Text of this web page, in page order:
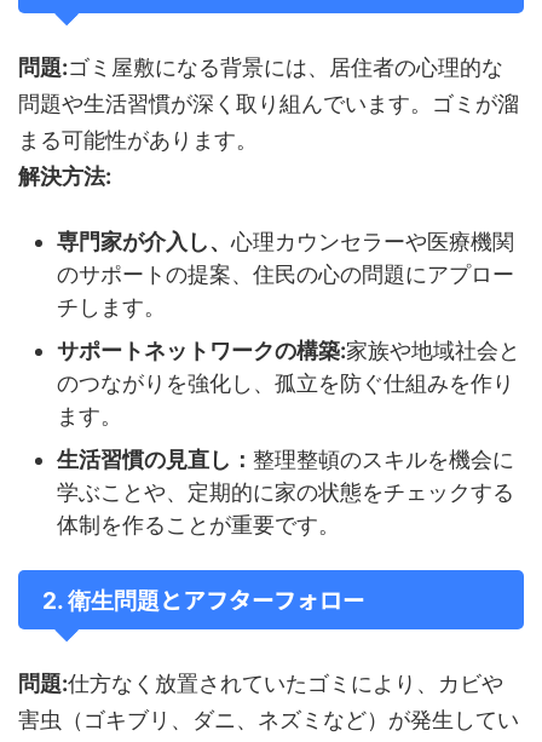
問題:ゴミ屋敷になる背景には、居住者の心理的な
問題や生活習慣が深く取り組んでいます。ゴミが溜
まる可能性があります。
解決方法:
専門家が介入し、心理カウンセラーや医療機関
のサポートの提案、住民の心の問題にアプロー
チします。
サポートネットワークの構築:家族や地域社会と
のつながりを強化し、孤立を防ぐ仕組みを作り
ます。
生活習慣の見直し： 整理整頓のスキルを機会に
学ぶことや、定期的に家の状態をチェックする
体制を作ることが重要です。
2. 衛生問題とアフターフォロー
問題:仕方なく放置されていたゴミにより、カビや
害虫（ゴキブリ、ダニ、ネズミなど）が発生してい